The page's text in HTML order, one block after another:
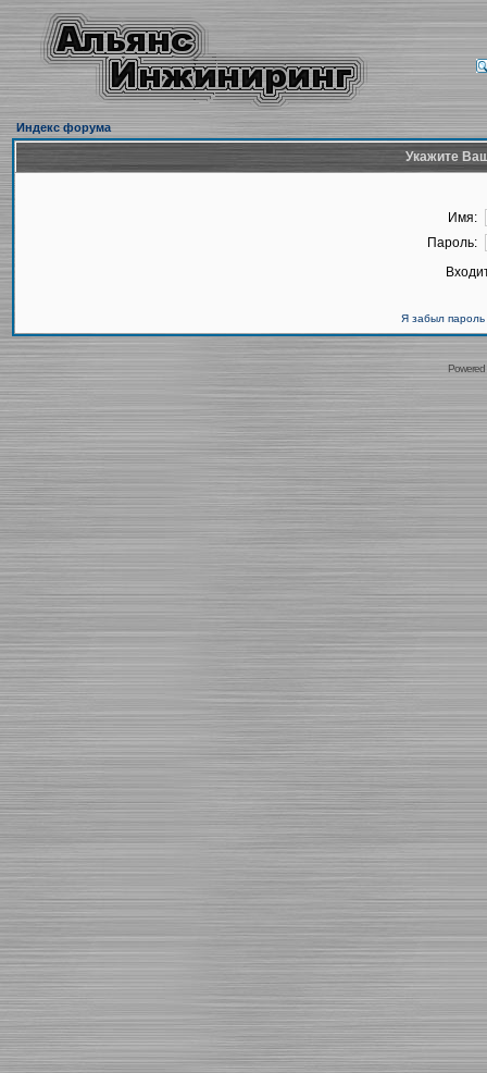
Индекс форума
Укажите
Имя:
Пароль:
Я забыл пароль